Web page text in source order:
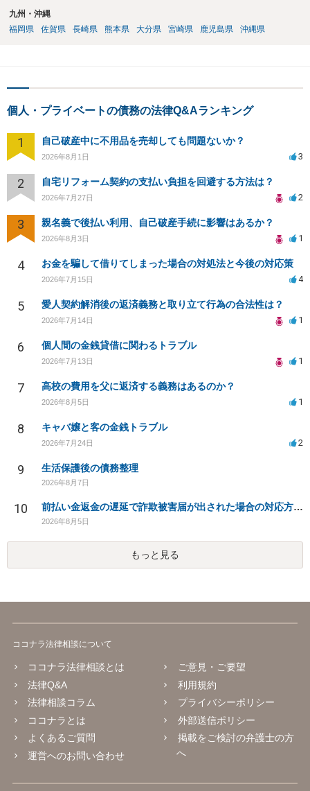
九州・沖縄
福岡県
佐賀県 長崎県 熊本県 大分県 宮崎県 鹿児島県 沖縄県
個人・プライベートの債務の法律Q&Aランキング
1 自己破産中に不用品を売却しても問題ないか？
2026年8月1日 3
2 自宅リフォーム契約の支払い負担を回避する方法は？
2026年7月27日 2
3 親名義で後払い利用、自己破産手続に影響はあるか？
2026年8月3日 1
4 お金を騙して借りてしまった場合の対処法と今後の対応策
2026年7月15日 4
5 愛人契約解消後の返済義務と取り立て行為の合法性は？
2026年7月14日 1
6 個人間の金銭貸借に関わるトラブル
2026年7月13日 1
7 高校の費用を父に返済する義務はあるのか？
2026年8月5日 1
8 キャバ嬢と客の金銭トラブル
2026年7月24日 2
9 生活保護後の債務整理
2026年8月7日
10 前払い金返金の遅延で詐欺被害届が出された場合の対応方法は？
2026年8月5日
もっと見る
ココナラ法律相談について
ココナラ法律相談とは
法律Q&A
法律相談コラム
ココナラとは
よくあるご質問
運営へのお問い合わせ
ご意見・ご要望
利用規約
プライバシーポリシー
外部送信ポリシー
掲載をご検討の弁護士の方
へ